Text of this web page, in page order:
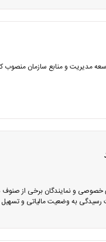
مدیریت و منابع سازمان منصوب
خصوصی و نمایندگان برخی از صنوف
رسیدگی به وضعیت مالیاتی و تسهیل